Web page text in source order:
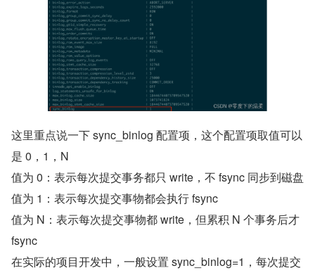
这里重点说一下 sync_binlog 配置项，这个配置项取值可以
是 0，1，N
值为 0：表示每次提交事务都只 write，不 fsync 同步到磁盘
值为 1：表示每次提交事物都会执行 fsync
值为 N：表示每次提交事物都 write，但累积 N 个事务后才
fsync
在实际的项目开发中，一般设置 sync_binlog=1，每次提交